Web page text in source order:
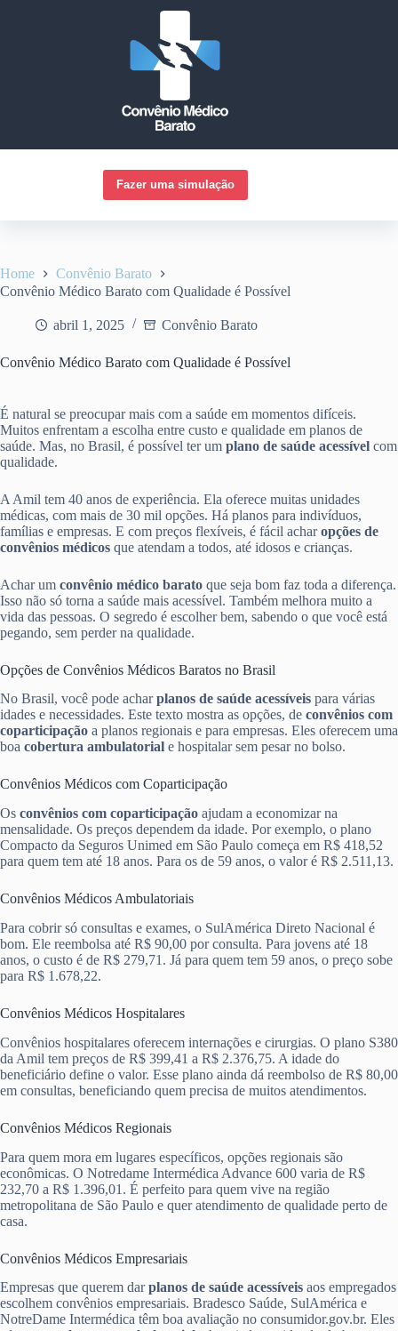
Fazer uma simulação
Home
Convênio Barato
Convênio Médico Barato com Qualidade é Possível
abril 1, 2025 Convênio Barato
Convênio Médico Barato com Qualidade é Possível
É natural se preocupar mais com a saúde em momentos difíceis.
Muitos enfrentam a escolha entre custo e qualidade em planos de
saúde. Mas, no Brasil, é possível ter um plano de saúde acessível com
qualidade.
A Amil tem 40 anos de experiência. Ela oferece muitas unidades
médicas, com mais de 30 mil opções. Há planos para indivíduos,
famílias e empresas. E com preços flexíveis, é fácil acharopções de
convênios médicos que atendam a todos, até idosos e crianças.
Achar um convênio médico barato que seja bom faz toda a diferença.
Isso não só torna a saúde mais acessível. Também melhora muito a
vida das pessoas. O segredo é escolher bem, sabendo o que você está
pegando, sem perder na qualidade.
Opções de Convênios Médicos Baratos no Brasil
No Brasil, você pode acharplanos de saúde acessíveis para várias
idades e necessidades. Este texto mostra as opções, de convênios com
coparticipação a planos regionais e para empresas. Eles oferecem uma
boa cobertura ambulatorial e hospitalar sem pesar no bolso.
Convênios Médicos com Coparticipação
Os convênios com coparticipação ajudam a economizar na
mensalidade. Os preços dependem da idade. Por exemplo, o plano
Compacto da Seguros Unimed em São Paulo começa em R$ 418,52
para quem tem até 18 anos. Para os de 59 anos, o valor é R$ 2.511,13.
Convênios Médicos Ambulatoriais
Para cobrir só consultas e exames, o SulAmérica Direto Nacional é
bom. Ele reembolsa até R$ 90,00 por consulta. Para jovens até 18
anos, o custo é de R$ 279,71. Já para quem tem 59 anos, o preço sobe
para R$ 1.678,22.
Convênios Médicos Hospitalares
Convênios hospitalares oferecem internações e cirurgias. O plano S380
da Amil tem preços de R$ 399,41 a R$ 2.376,75. A idade do
beneficiário define o valor. Esse plano ainda dá reembolso de R$ 80,00
em consultas, beneficiando quem precisa de muitos atendimentos.
Convênios Médicos Regionais
Para quem mora em lugares específicos, opções regionais são
econômicas. O Notredame Intermédica Advance 600 varia de R$
232,70 a R$ 1.396,01. É perfeito para quem vive na região
metropolitana de São Paulo e quer atendimento de qualidade perto de
casa.
Convênios Médicos Empresariais
Empresas que querem darplanos de saúde acessíveis aos empregados
escolhem convênios empresariais. Bradesco Saúde, SulAmérica e
NotreDame Intermédica têm boa avaliação no consumidor.gov.br. Eles